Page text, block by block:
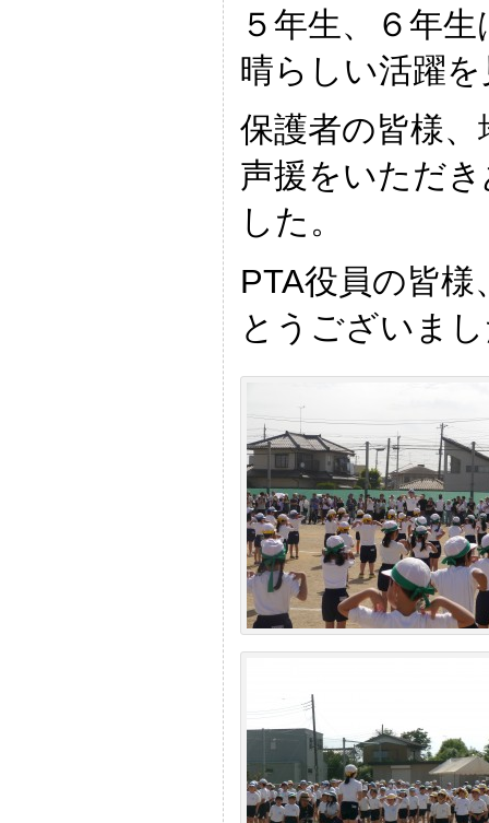
５年生、６年
晴らしい活躍
保護者の皆様
声援をいただ
した。
PTA役員の皆
とうございま